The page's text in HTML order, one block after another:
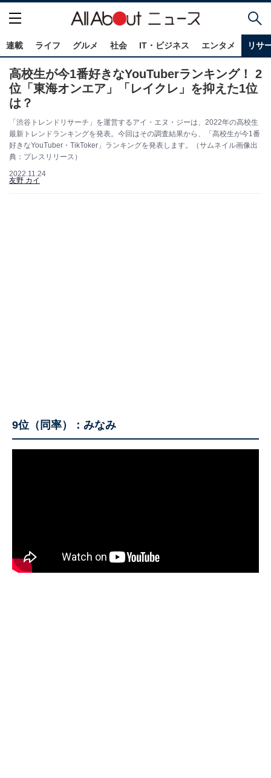
連載 ライフ グルメ 社会 IT・ビジネス エンタメ リサ
高校生が今1番好きなYouTuberランキング！ 2
位「東海オンエア」「レイクレ」を抑えた1位
は？
「渋谷トレンドリサーチ」を運営するアイ・エヌ・ジーは、2022年の高校生
最新トレンドランキングを発表。今回はその調査結果から、「高校生が今1番
好きなYouTuber・TikToker」ランキングを発表します。（サムネイル画像出
典：プレスリリース）
2022.11.24
友野 カイ
9位（同率）：みなみ